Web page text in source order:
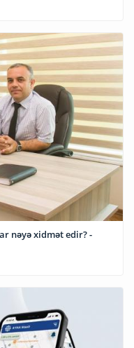
nəyə xidmət edir? -